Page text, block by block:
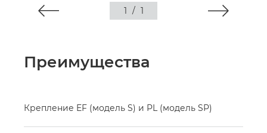
1 / 1
Преимущества
Крепление EF (модель S) и PL (модель SP)